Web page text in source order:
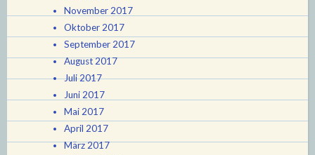
November 2017
Oktober 2017
September 2017
August 2017
Juli 2017
Juni 2017
Mai 2017
April 2017
März 2017